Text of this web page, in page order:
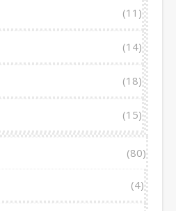
(11)
(14)
(18)
(15)
(80)
(4)